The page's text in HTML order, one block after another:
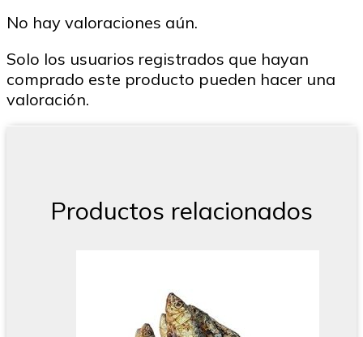
No hay valoraciones aún.
Solo los usuarios registrados que hayan
comprado este producto pueden hacer una
valoración.
Productos relacionados